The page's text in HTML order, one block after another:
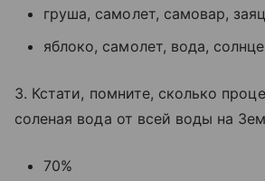
груша, самолет, самовар,
яблоко, самолет, вода,
3. Кстати, помните, сколько
соленая вода от всей воды на
70%